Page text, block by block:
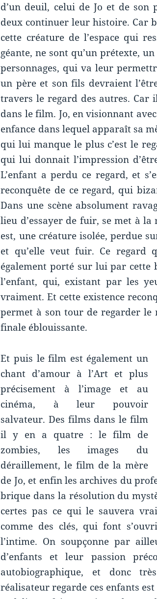
d’un deuil, celui de Jo et de son
deux continuer leur histoire. Car
cette créature de l’espace qui
géante, ne sont qu’un prétexte,
personnages, qui va leur
un père et son fils devraient
travers le regard des autres. Car
dans le film. Jo, en visionnant
enfance dans lequel apparaît sa
qui lui manque le plus c’est le
qui lui donnait l’impression
L’enfant a perdu ce regard, et
reconquête de ce regard, qui
Dans une scène absolument
lieu d’essayer de fuir, se met à
est, une créature isolée, perdue
et qu’elle veut fuir. Ce regard
également porté sur lui par cette
l’enfant, qui, existant par les
vraiment. Et cette existence
permet à son tour de regarder le
finale éblouissante.
Et puis le film est également un
chant d’amour à l’Art et plus
précisement à l’image et au
cinéma, à leur pouvoir
salvateur. Des films dans le film
il y en a quatre : le film de
zombies, les images du
déraillement, le film de la mère
de Jo, et enfin les archives du
brique dans la résolution du
certes pas ce qui le sauvera
comme des clés, qui font
l’intime. On soupçonne par
d’enfants et leur passion
autobiographique, et donc
réalisateur regarde ces enfants